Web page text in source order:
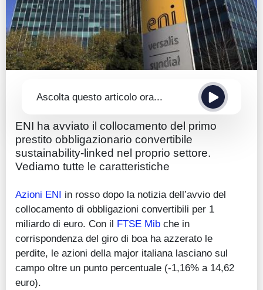
Conto IG
Guru Monitor
Stagionalità
Ascolta questo articolo ora...
ENI ha avviato il collocamento del primo
prestito obbligazionario convertibile
sustainability-linked nel proprio settore.
Vediamo tutte le caratteristiche
Azioni ENI in rosso dopo la notizia dell’avvio del
collocamento di obbligazioni convertibili per 1
miliardo di euro. Con il FTSE Mib che in
corrispondenza del giro di boa ha azzerato le
perdite, le azioni della major italiana lasciano sul
campo oltre un punto percentuale (-1,16% a 14,62
euro).